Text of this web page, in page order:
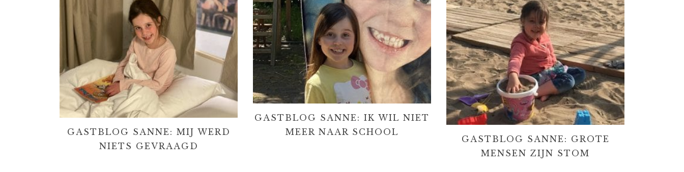
GASTBLOG SANNE: MIJ WERD
NIETS GEVRAAGD
GASTBLOG SANNE: IK WIL NIET
MEER NAAR SCHOOL
GASTBLOG SANNE: GROTE
MENSEN ZIJN STOM